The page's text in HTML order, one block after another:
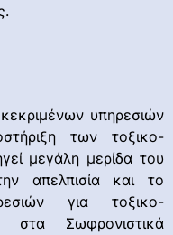
υπηρεσιών
των τοξικο-
μεγάλη μερίδα του
απελπισία και το
για τοξικο-
στα Σωφρονιστικά